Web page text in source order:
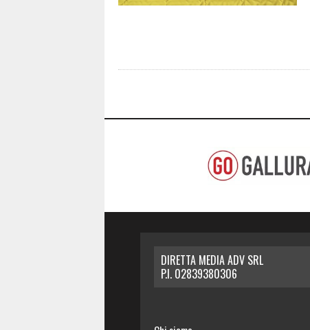
DIRETTA MEDIA ADV SRL
P.I. 02839380306